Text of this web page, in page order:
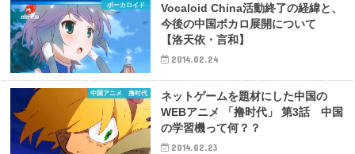
ボーカロイド
Vocaloid China活動終了の経緯と、
今後の中国ボカロ展開について
【洛天依・言和】
2014.02.24
中国アニメ 撸时代
ネットゲームを題材にした中国の
WEBアニメ 「撸时代」 第3話 中国
の学習機って何？？
2014.02.23